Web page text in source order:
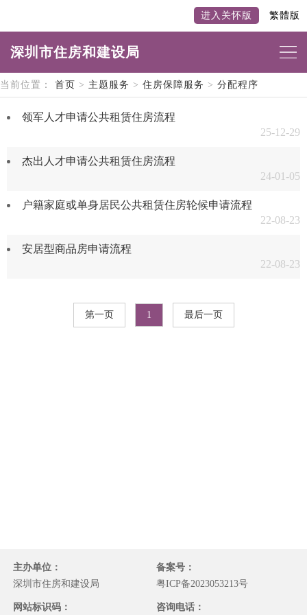
进入关怀版 繁體版
深圳市住房和建设局
当前位置： 首页 > 主题服务 > 住房保障服务 > 分配程序
领军人才申请公共租赁住房流程
25-12-29
杰出人才申请公共租赁住房流程
24-01-05
户籍家庭或单身居民公共租赁住房轮候申请流程
22-08-23
安居型商品房申请流程
22-08-23
第一页 1 最后一页
主办单位：
深圳市住房和建设局
备案号：
粤ICP备2023053213号
网站标识码： 咨询电话：